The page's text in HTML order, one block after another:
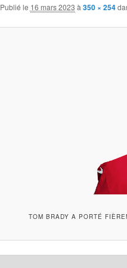
Publié le 16 mars 2023 à 350 × 254
TOM BRADY A PORTÉ